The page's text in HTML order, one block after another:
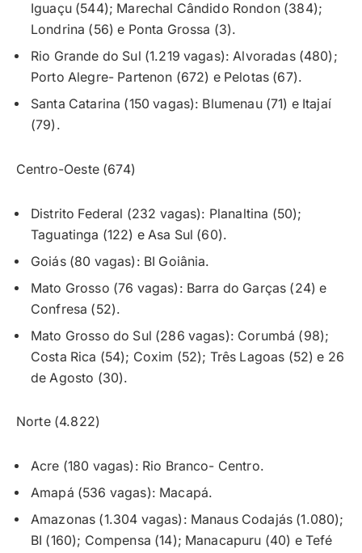
Iguaçu (544); Marechal Cândido Rondon (384);
Londrina (56) e Ponta Grossa (3).
Rio Grande do Sul (1.219 vagas): Alvoradas (480);
Porto Alegre- Partenon (672) e Pelotas (67).
Santa Catarina (150 vagas): Blumenau (71) e Itajaí
(79).
Centro-Oeste (674)
Distrito Federal (232 vagas): Planaltina (50);
Taguatinga (122) e Asa Sul (60).
Goiás (80 vagas): BI Goiânia.
Mato Grosso (76 vagas): Barra do Garças (24) e
Confresa (52).
Mato Grosso do Sul (286 vagas): Corumbá (98);
Costa Rica (54); Coxim (52); Três Lagoas (52) e 26
de Agosto (30).
Norte (4.822)
Acre (180 vagas): Rio Branco- Centro.
Amapá (536 vagas): Macapá.
Amazonas (1.304 vagas): Manaus Codajás (1.080);
BI (160); Compensa (14); Manacapuru (40) e Tefé